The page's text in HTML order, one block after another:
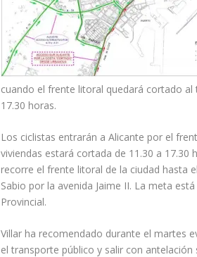
cuando el frente litoral quedará cortado
17.30 horas.
Los ciclistas entrarán a Alicante por el
viviendas estará cortada de 11.30 a
recorre el frente litoral de la ciudad hasta
Sabio por la avenida Jaime II. La meta
Provincial.
Villar ha recomendado durante el martes
el transporte público y salir con